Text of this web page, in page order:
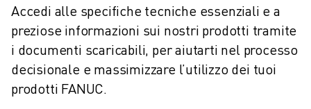
UNISCITI A NOI " CAREER PORTAL
CONTATTACI
CONTATTI
FILIALI
NOTE LEGALI
Accedi alle specifiche tecniche essenziali e a
preziose informazioni sui nostri prodotti tramite
i documenti scaricabili, per aiutarti nel processo
decisionale e massimizzare l’utilizzo dei tuoi
prodotti FANUC.